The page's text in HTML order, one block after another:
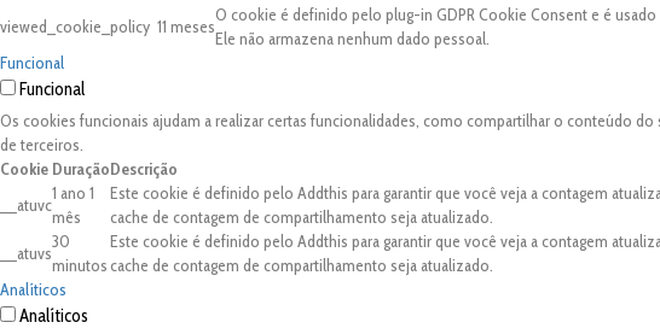
viewed_cookie_policy 11 meses
O cookie é definido pelo plug-in GDPR Cookie Consent e é
Ele não armazena nenhum dado pessoal.
Funcional
Funcional
Os cookies funcionais ajudam a realizar certas funcionalidades, como compartilhar o conteúdo
de terceiros.
Cookie DuraçãoDescrição
__atuvc
1 ano 1
mês
Este cookie é definido pelo Addthis para garantir que você veja a contagem
cache de contagem de compartilhamento seja atualizado.
__atuvs
30
minutos
Este cookie é definido pelo Addthis para garantir que você veja a contagem
cache de contagem de compartilhamento seja atualizado.
Analíticos
Analíticos